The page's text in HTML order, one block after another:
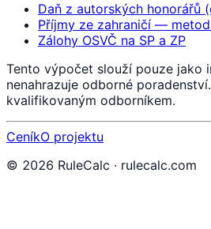
Daň z autorských honorářů
Příjmy ze zahraničí —
Zálohy OSVČ na SP a ZP
Tento výpočet slouží pouze jako
nenahrazuje odborné
kvalifikovaným odborníkem.
CeníkO projektu
© 2026 RuleCalc · rulecalc.com